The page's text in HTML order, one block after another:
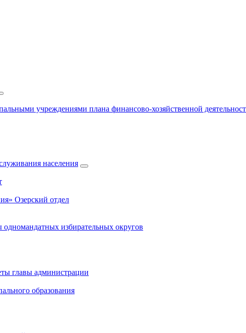
учреждениями плана финансово-хозяйственной
населения
Озерский отдел
избирательных округов
главы администрации
образования